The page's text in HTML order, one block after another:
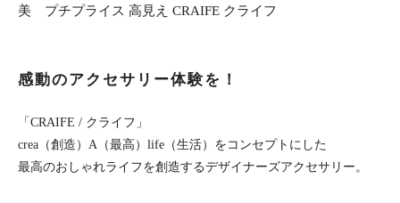
美 プチプライス 高見え CRAIFE クライフ
感動のアクセサリー体験を！
「CRAIFE / クライフ」
crea（創造）A（最高）life（生活）をコンセプトにした
最高のおしゃれライフを創造するデザイナーズアクセサリー。